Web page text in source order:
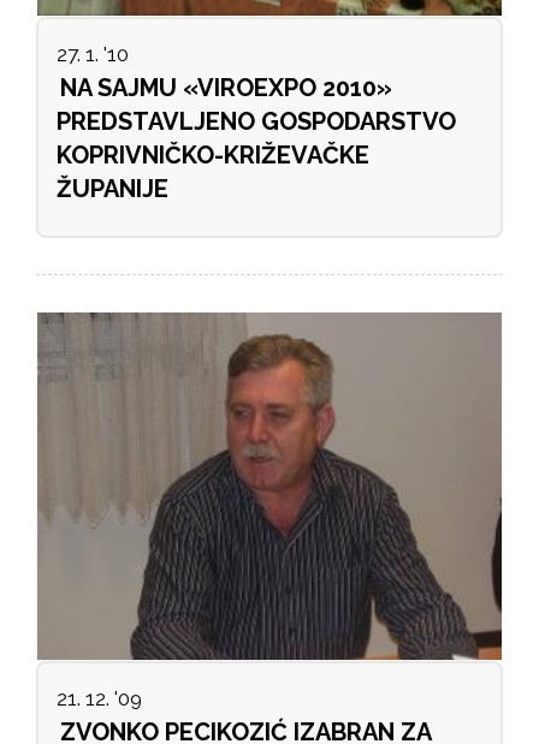
27. 1. '10
NA SAJMU «VIROEXPO 2010»
PREDSTAVLJENO GOSPODARSTVO
KOPRIVNIČKO-KRIŽEVAČKE
ŽUPANIJE
21. 12. '09
ZVONKO PECIKOZIĆ IZABRAN ZA